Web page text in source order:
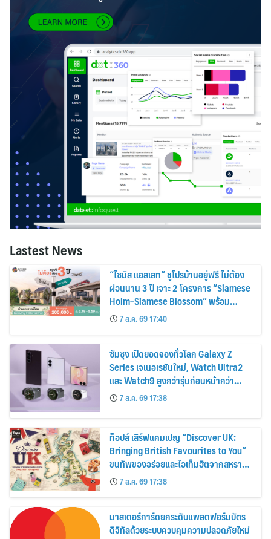
Lastest News
“ไซมิส แอสเสท” ชูโปรบ้านอยู่ฟรี ไม่ต้อง
ผ่อนนาน 3 ปี เจาะ 2 โครงการ “Siamese
Holm–Siamese Blossom” พร้อม
ส่วนลดและสิทธิพิเศษถึง 31 สิงหาคม
2569
7 ส.ค. 69 17:40
ซัมซุง เปิดยอดจองทั่วโลก Galaxy Z
Series เจเนอเรชันใหม่, Watch Ultra2
และ Watch9 สูงกว่ารุ่นก่อนหน้ากว่า
30%7 ส.ค. 69 17:38
ท็อปส์ เสิร์ฟแคมเปญ “Discover UK:
Bringing British Favourites to You”
ขนทัพของอร่อยและไอเท็มฮิตจากสหราช
อาณาจักร ส่งตรงถึงมือตั้งแต่วันนี้ – 18
สิงหาคมนี้
7 ส.ค. 69 17:38
มาสเตอร์การ์ดยกระดับแพลตฟอร์มบัตร
ดิจิทัลด้วยระบบควบคุมความปลอดภัยใหม่